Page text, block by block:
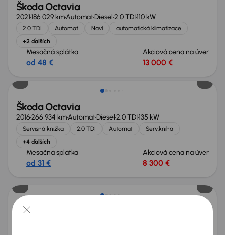
Škoda Octavia
2021186 029 kmAutomatDiesel2.0 TDI110 kW
2.0 TDI Automat Navi
automatická klimatizace
+2 ďalších
Mesačná splátka
od 48 €
Akciová cena na úver
13 000 €
Škoda Octavia
2016266 934 kmAutomatDiesel2.0 TDI135 kW
Servisná knižka 2.0 TDI Automat
Serv.kniha
+4 ďalších
Mesačná splátka
od 31 €
Akciová cena na úver
8 300 €
Škoda Octavia